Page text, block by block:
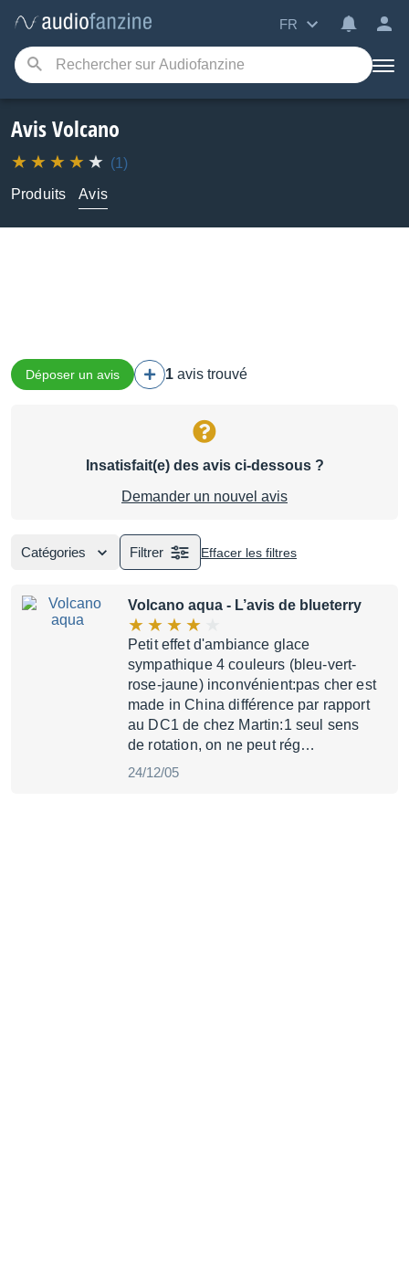
FR
Avis Volcano
(1)
Produits
Avis
Déposer un avis 1 avis trouvé
Insatisfait(e) des avis ci-dessous ?
Demander un nouvel avis
Catégories Filtrer Effacer les filtres
Volcano aqua - L’avis de blueterry
Petit effet d'ambiance glace
sympathique 4 couleurs (bleu-vert-
rose-jaune) inconvénient:pas cher est
made in China différence par rapport
au DC1 de chez Martin:1 seul sens
de rotation, on ne peut rég…
24/12/05